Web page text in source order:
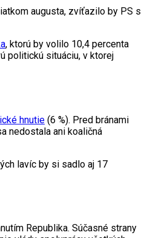
augusta, zvíťazilo by PS s
, ktorú by volilo 10,4 percenta
politickú situáciu, v ktorej
hnutie (6 %). Pred bránami
nedostala ani koaličná
lavíc by si sadlo aj 17
Republika. Súčasné strany